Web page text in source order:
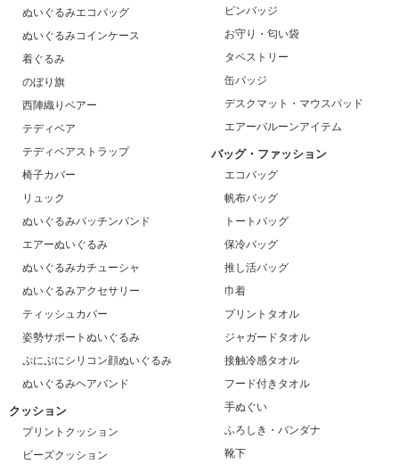
ぬいぐるみエコバッグ
ぬいぐるみコインケース
着ぐるみ
のぼり旗
西陣織りベアー
テディベア
テディベアストラップ
椅子カバー
リュック
ぬいぐるみパッチンバンド
エアーぬいぐるみ
ぬいぐるみカチューシャ
ぬいぐるみアクセサリー
ティッシュカバー
姿勢サポートぬいぐるみ
ぷにぷにシリコン顔ぬいぐるみ
ぬいぐるみヘアバンド
クッション
プリントクッション
ビーズクッション
ピンバッジ
お守り・匂い袋
タペストリー
缶バッジ
デスクマット・マウスパッド
エアーバルーンアイテム
バッグ・ファッション
エコバッグ
帆布バッグ
トートバッグ
保冷バッグ
推し活バッグ
巾着
プリントタオル
ジャガードタオル
接触冷感タオル
フード付きタオル
手ぬぐい
ふろしき・バンダナ
靴下